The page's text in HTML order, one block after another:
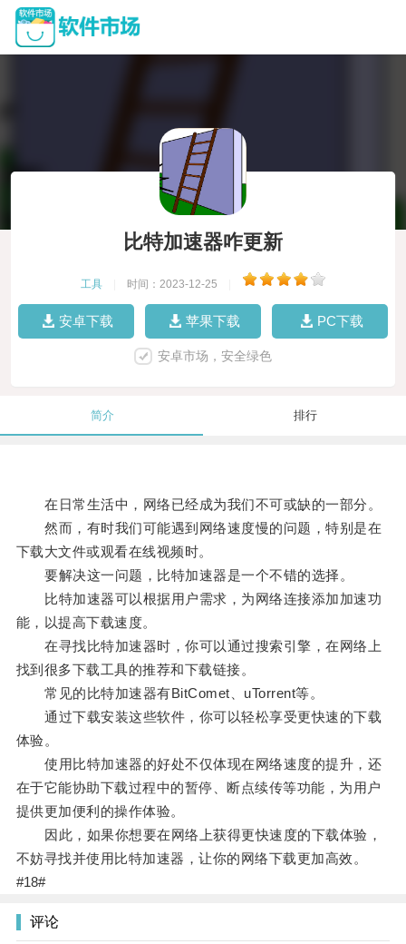
比特加速器咋更新
工具 时间：2023-12-25
安卓下载 苹果下载 PC下载
安卓市场，安全绿色
简介 排行
在日常生活中，网络已经成为我们不可或缺的一部分。
然而，有时我们可能遇到网络速度慢的问题，特别是在
下载大文件或观看在线视频时。
要解决这一问题，比特加速器是一个不错的选择。
比特加速器可以根据用户需求，为网络连接添加加速功
能，以提高下载速度。
在寻找比特加速器时，你可以通过搜索引擎，在网络上
找到很多下载工具的推荐和下载链接。
常见的比特加速器有BitComet、uTorrent等。
通过下载安装这些软件，你可以轻松享受更快速的下载
体验。
使用比特加速器的好处不仅体现在网络速度的提升，还
在于它能协助下载过程中的暂停、断点续传等功能，为用户
提供更加便利的操作体验。
因此，如果你想要在网络上获得更快速度的下载体验，
不妨寻找并使用比特加速器，让你的网络下载更加高效。
#18#
评论